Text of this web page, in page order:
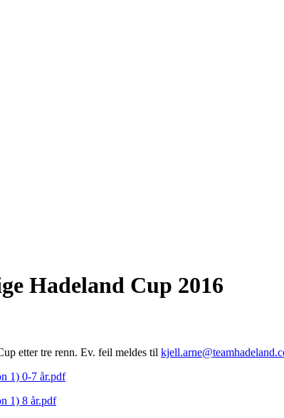
Hadeland Cup 2016
etter tre renn. Ev. feil meldes til
1) 0-7 år.pdf
1) 8 år.pdf